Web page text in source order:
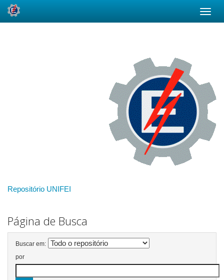
Repositório UNIFEI
Página de Busca
Buscar em:
por